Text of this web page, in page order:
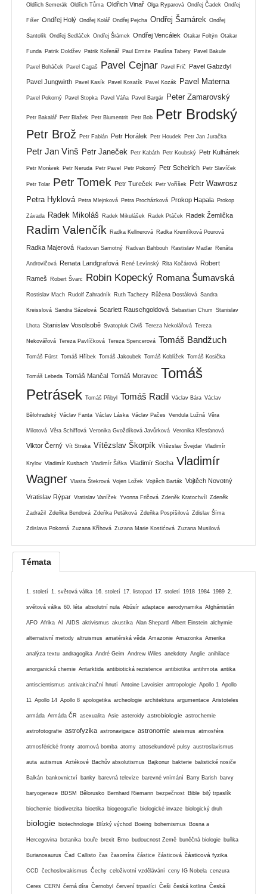
Oldřich Semerák Oldřich Tůma Oldřich Vinař Olga Ryparová Ondřej Čadek Ondřej
Fišer Ondřej Holý Ondřej Kolář Ondřej Pejcha Ondřej Šamárek Ondřej
Santolík Ondřej Sedláček Ondřej Šrámek Ondřej Vencálek Otakar Foltýn Otakar
Funda Patrik Doldžev Patrik Kořenář Paul Ermite Paulína Tabery Pavel Bakule
Pavel Boháček Pavel Cagaš Pavel Cejnar Pavel Frič Pavel Gabzdyl
Pavel Jungwirth Pavel Kasík Pavel Kosatík Pavel Kozák Pavel Materna
Pavel Pokorný Pavel Stopka Pavel Váňa Pavol Bargár Peter Zamarovský
Petr Bakalář Petr Blažek Petr Blumentrit Petr Bob Petr Brodský
Petr Brož Petr Fabián Petr Horálek Petr Houdek Petr Jan Juračka
Petr Jan Vinš Petr Janeček Petr Kabáth Petr Koubský Petr Kulhánek
Petr Morávek Petr Neruda Petr Pavel Petr Pokorný Petr Scheirich Petr Slavíček
Petr Tolar Petr Tomek Petr Tureček Petr Voříšek
Petr Wawrosz
Petra Hyklová Petra Mlejnková Petra Procházková Prokop Hapala Prokop
Závada Radek Mikoláš Radek Mikulášek Radek Ptáček Radek Žemlička
Radim Valenčík Radka Kellnerová Radka Kremlíková Pourová
Radka Majerová Radovan Samotný Radvan Bahbouh Rastislav Maďar Renáta
Androvičová Renata Landgrafová René Levínský Rita Kočárová Robert
Rameš Robert Švarc Robin Kopecký Romana Šumavská
Rostislav Mach Rudolf Zahradník Ruth Tachezy Růžena Dostálová Sandra
Kreisslová Sandra Sázelová Scarlett Rauschgoldová Sebastian Chum Stanislav
Lhota Stanislav Vosolsobě Svatopluk Civiš Tereza Nekolářová Tereza
Nekovářová Tereza Pavlíčková Tereza Spencerová Tomáš Bandžuch
Tomáš Fürst Tomáš Hříbek Tomáš Jakoubek Tomáš Koblížek Tomáš Kosička
Tomáš Lebeda Tomáš Mančal Tomáš Moravec Tomáš
Petrásek Tomáš Přibyl Tomáš Radil Václav Bára Václav
Bělohradský Václav Fanta Václav Láska Václav Pačes Vendula Lužná Věra
Milotová Věra Schiffová Veronika Gvoždíková Javůrková Veronika Křesťanová
Viktor Černý Vít Straka Vítězslav Škorpík Vítězslav Švejdar Vladimír
Krylov Vladimír Kusbach Vladimír Šiška Vladimír Socha Vladimír
Wagner Vlasta Štekrová Vojen Ložek Vojtěch Barták Vojtěch Novotný
Vratislav Rýpar Vratislav Vaníček Yvonna Fričová Zdeněk Kratochvíl Zdeněk
Zadražil Zdeňka Bendová Zdeňka Petáková Zdeňka Pospíšilová Zdislav Šíma
Zdislava Pokorná Zuzana Kříhová Zuzana Marie Kostićová Zuzana Musilová
Témata
1. století 1. světová válka 16. století 17. listopad 17. století 1918 1984 1989 2.
světová válka 60. léta absolutní nula Abúsír adaptace aerodynamika Afghánistán
AFO Afrika AI AIDS aktivismus akustika Alan Shepard Albert Einstein alchymie
alternativní metody altruismus amatérská věda Amazonie Amazonka Amerika
analýza textu andragogika André Geim Andrew Wiles anekdoty Anglie anihilace
anorganická chemie Antarktida antibiotická rezistence antibiotika antihmota antika
antiscientismus antivakcinační hnutí Antoine Lavoisier antropologie Apollo 1 Apollo
11 Apollo 14 Apollo 8 apologetika archeologie architektura argumentace Aristoteles
armáda Armáda ČR asexualita Asie asteroidy astrobiologie astrochemie
astrofotografie astrofyzika astronavigace astronomie ateismus atmosféra
atmosférické fronty atomová bomba atomy attosekundové pulsy austroslavismus
auta autismus Aztékové Bachův absolutismus Bajkonur bakterie balistické nosiče
Balkán bankovnictví banky barevná televize barevné vnímání Barry Barish barvy
baryogeneze BDSM Bělorusko Bernhard Riemann bezpečnost Bible bilý trpaslík
biochemie biodiverzita bioetika biogeografie biologické invaze biologický druh
biologie biotechnologie Blízký východ Boeing bohemismus Bosna a
Hercegovina botanika bouře brexit Brno budoucnost Země buněčná biologie buňka
Burianosaurus Čad Callisto čas časomíra částice částicová částicová fyzika
CCD čechoslovakismus Čechy celoživotní vzdělávání ceny IG Nobela cenzura
Ceres CERN černá díra Černobyl červení trpaslíci Češi česká kotlina Česká